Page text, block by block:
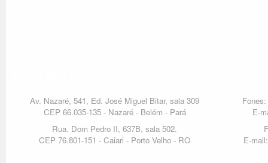
Av. Nazaré, 541, Ed. José Miguel Bitar, sala 309
CEP 66.035-135 - Nazaré - Belém - Pará
E-
Rua. Dom Pedro II, 637B, sala 502.
CEP 76.801-151 - Caiari - Porto Velho - RO
E-